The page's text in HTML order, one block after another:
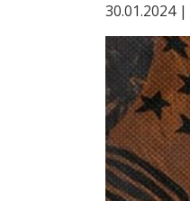
30.01.2024 |